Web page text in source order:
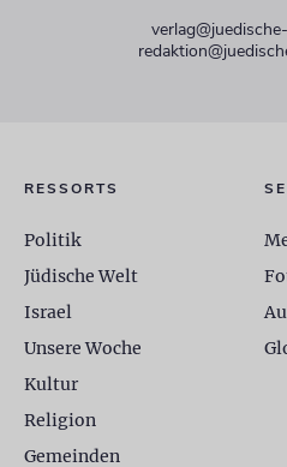
RESSORTS
Politik
Jüdische Welt
Israel
Unsere Woche
Kultur
Religion
Gemeinden